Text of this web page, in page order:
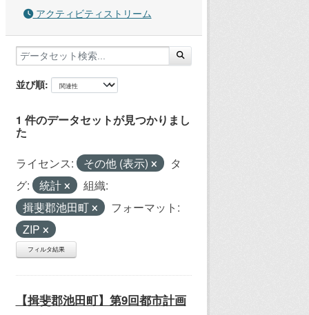
アクティビティストリーム
並び順
1 件のデータセットが見つかりまし
た
ライセンス: その他 (表示)
タ
グ:
統計
組織:
揖斐郡池田町
フォーマット:
ZIP
フィルタ結果
【揖斐郡池田町】第9回都市計画